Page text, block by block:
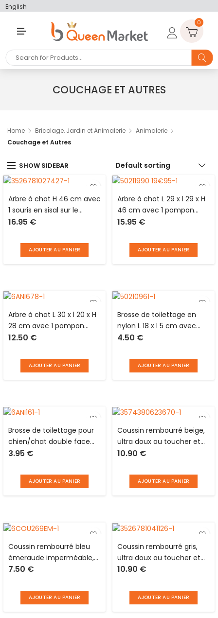
English
U
0
COUCHAGE ET AUTRES
Home Bricolage, Jardin et Animalerie
Animalerie
Couchage et Autres
SHOW SIDEBAR Default sorting
Arbre à chat H 46 cm avec
1 souris en sisal sur le
poteau et 1 pompon
sommet
16.95 €
AJOUTER AU PANIER
Arbre à chat L 29 x l 29 x H
46 cm avec 1 pompon
suspendu du sommet
15.95 €
AJOUTER AU PANIER
Arbre à chat L 30 x l 20 x H
28 cm avec 1 pompon
suspendu et 1 sur ressort
12.50 €
AJOUTER AU PANIER
Brosse de toilettage en
nylon L 18 x l 5 cm avec
manche en plastique et
chat Distri Escaut
4.50 €
AJOUTER AU PANIER
Brosse de toilettage pour
chien/chat double face
picots métal finition boule
plastique avec manche
bois noir Love Story
3.95 €
AJOUTER AU PANIER
Coussin rembourré beige,
ultra doux au toucher et
réversible en polyester
10.90 €
AJOUTER AU PANIER
Coussin rembourré bleu
émeraude imperméable,
anti-tâches et réversible
Love Story
7.50 €
AJOUTER AU PANIER
Coussin rembourré gris,
ultra doux au toucher et
réversible en polyester
10.90 €
AJOUTER AU PANIER